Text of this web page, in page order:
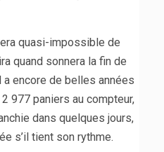
quasi-impossible de
quand sonnera la fin de
a encore de belles années
977 paniers au compteur,
dans quelques jours,
s’il tient son rythme.